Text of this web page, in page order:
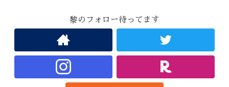
黎のフォロー待ってます